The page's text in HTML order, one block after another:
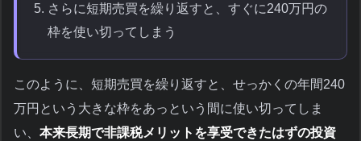
さらに短期売買を繰り返すと、すぐに240万円の
枠を使い切ってしまう
このように、短期売買を繰り返すと、せっかくの年間240
万円という大きな枠をあっという間に使い切ってしま
い、 本来長期で非課税メリットを享受できたはずの投資